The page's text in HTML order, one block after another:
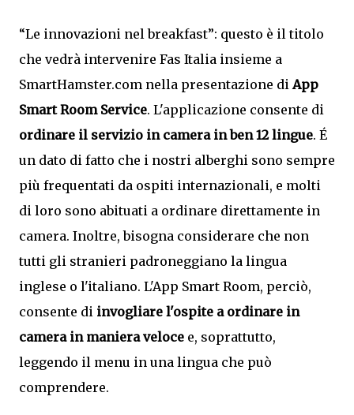
“Le innovazioni nel breakfast”: questo è il titolo
che vedrà intervenire Fas Italia insieme a
SmartHamster.com nella presentazione diApp
Smart Room Service. L'applicazione consente di
ordinare il servizio in camera in ben 12 lingue. É
un dato di fatto che i nostri alberghi sono sempre
più frequentati da ospiti internazionali, e molti
di loro sono abituati a ordinare direttamente in
camera. Inoltre, bisogna considerare che non
tutti gli stranieri padroneggiano la lingua
inglese o l'italiano. L'App Smart Room, perciò,
consente di invogliare l'ospite a ordinare in
camera in maniera veloce e, soprattutto,
leggendo il menu in una lingua che può
comprendere.